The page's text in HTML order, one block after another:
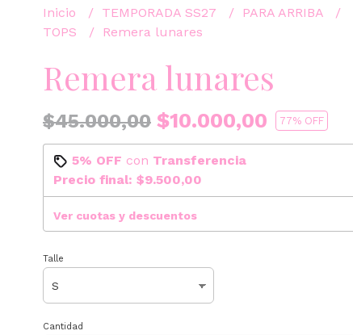
Inicio TEMPORADA SS27
PARA ARRIBA
TOPS
Remera lunares
Remera lunares
$45.000,00 $10.000,00 77% OFF
5% OFF con Transferencia
Precio final: $9.500,00
Ver cuotas y descuentos
Talle
Cantidad